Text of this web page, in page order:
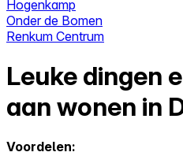
Hogenkamp
Onder de Bomen
Renkum Centrum
Leuke dingen
aan wonen in
Voordelen: